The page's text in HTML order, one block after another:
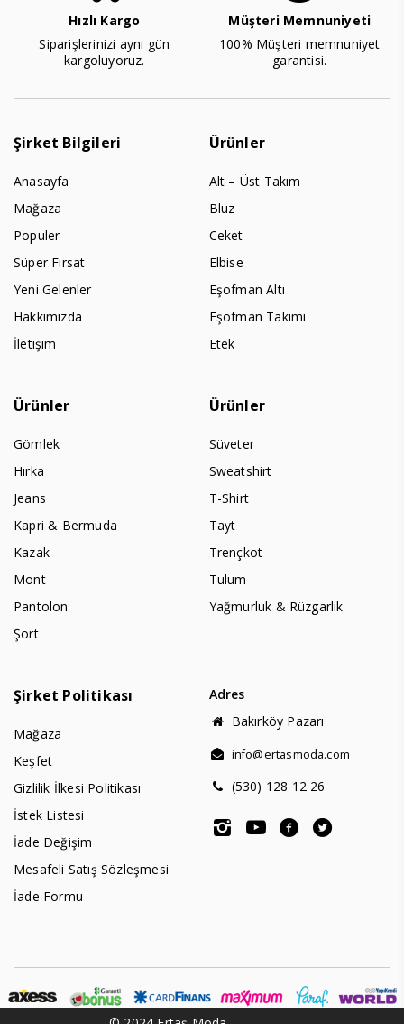
Hızlı Kargo
Siparişlerinizi aynı gün
kargoluyoruz.
Müşteri Memnuniyeti
100% Müşteri memnuniyet
garantisi.
Şirket Bilgileri
Anasayfa
Mağaza
Populer
Süper Fırsat
Yeni Gelenler
Hakkımızda
İletişim
Ürünler
Alt – Üst Takım
Bluz
Ceket
Elbise
Eşofman Altı
Eşofman Takımı
Etek
Ürünler
Gömlek
Hırka
Jeans
Kapri & Bermuda
Kazak
Mont
Pantolon
Şort
Ürünler
Süveter
Sweatshirt
T-Shirt
Tayt
Trençkot
Tulum
Yağmurluk & Rüzgarlık
Şirket Politikası
Mağaza
Keşfet
Gizlilik İlkesi Politikası
İstek Listesi
İade Değişim
Mesafeli Satış Sözleşmesi
İade Formu
Adres
Bakırköy Pazarı
info@ertasmoda.com
(530) 128 12 26